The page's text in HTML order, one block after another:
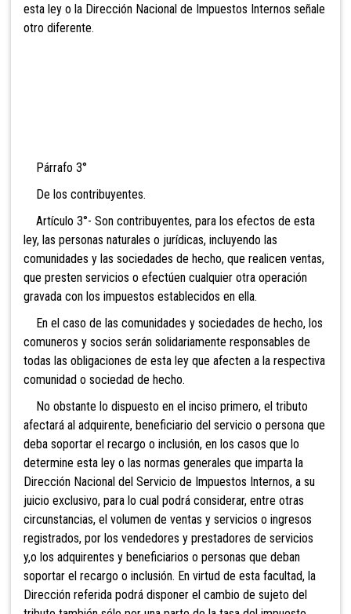
esta ley o la Dirección Nacional de Impuestos Internos señale
otro diferente.
Párrafo 3°
De los contribuyentes.
Artículo 3°- Son contribuyentes, para los efectos de esta
ley, las personas naturales o jurídicas, incluyendo las
comunidades y las sociedades de hecho, que realicen ventas,
que presten servicios o efectúen cualquier otra operación
gravada con los impuestos establecidos en ella.
En el caso de las comunidades y sociedades de hecho, los
comuneros y socios serán solidariamente responsables de
todas las obligaciones de esta ley que afecten a la respectiva
comunidad o sociedad de hecho.
No obstante lo dispuesto en el inciso primero, el tributo
afectará al adquirente, beneficiario del servicio o persona que
deba soportar el recargo o inclusión, en los casos que lo
determine esta ley o las normas generales que imparta la
Dirección Nacional del Servicio de Impuestos Internos, a su
juicio exclusivo, para lo cual podrá considerar, entre otras
circunstancias, el volumen de ventas y servicios o ingresos
registrados, por los vendedores y prestadores de servicios
y,o los adquirentes y beneficiarios o personas que deban
soportar el recargo o inclusión. En virtud de esta facultad, la
Dirección referida podrá disponer el cambio de sujeto del